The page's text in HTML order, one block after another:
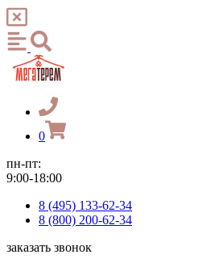
0
пн-пт:
9:00-18:00
8 (495) 133-62-34
8 (800) 200-62-34
заказать звонок